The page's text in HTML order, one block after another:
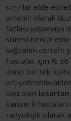
sınırlar elde
anlamlı olarak
fazlası yaşamaya
süresi henüz
sağkalım cerrahi
hastalar için % 56
ikinci bir tek kollu
anjiyotensin-
ilacı olan losartan
kanserli
radyolojik olarak